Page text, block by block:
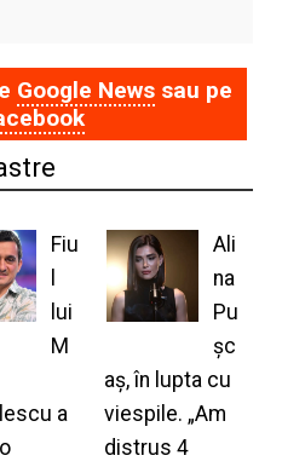
Google Newssau pe
Fiu
lui
M
a
Ali
na
Pu
șc
aș, în lupta cu
viespile. „Am
distrus 4